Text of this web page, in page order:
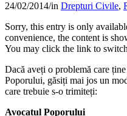
24/02/2014/in Drepturi Civile,
Sorry, this entry is only
convenience, the content is
You may click the link to
Dacă aveți o problemă care
Poporului, găsiți mai jos un
care trebuie s-o trimiteți:
Avocatul Poporului